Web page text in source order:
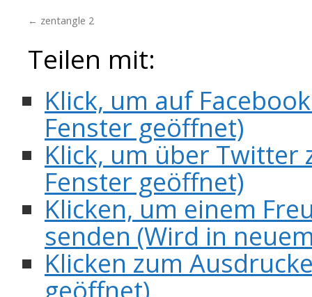
zentangle 2
Teilen mit:
Klick, um auf
Fenster geöffnet)
Klick, um über Twitter
Fenster geöffnet)
Klicken, um einem
senden (Wird in
Klicken zum